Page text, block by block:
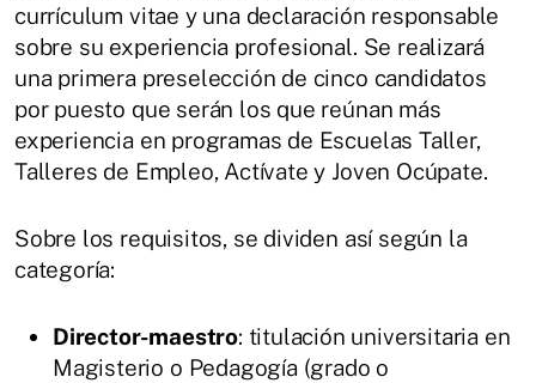
currículum vitae y una declaración responsable
sobre su experiencia profesional. Se realizará
una primera preselección de cinco candidatos
por puesto que serán los que reúnan más
experiencia en programas de Escuelas Taller,
Talleres de Empleo, Actívate y Joven Ocúpate.
Sobre los requisitos, se dividen así según la
categoría:
Director-maestro: titulación universitaria en
Magisterio o Pedagogía (grado o